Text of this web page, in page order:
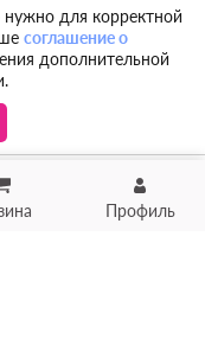
Профиль
для корректной
соглашение о
дополнительной